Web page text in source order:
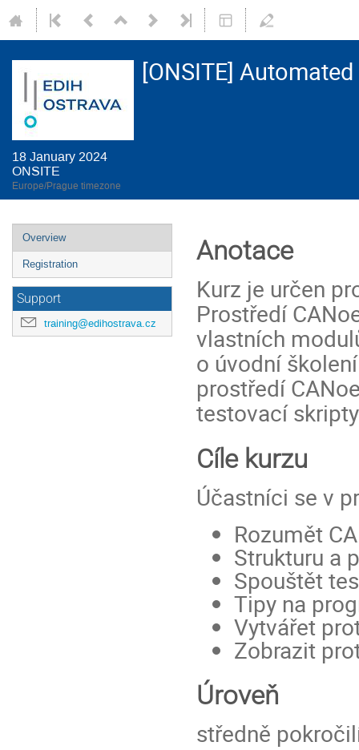
[ONSITE]
18 January 2024
ONSITE
Europe/Prague timezone
Event
menu
Overview
Registration
Support
training@edihostrava.cz
Anotace
Kurz je určen
Prostředí
vlastních
o úvodní
prostředí
testovací
Cíle kurzu
Účastníci se v
Rozumět
Strukturu a
Spouštět
Tipy na
Vytvářet
Zobrazit
Úroveň
středně